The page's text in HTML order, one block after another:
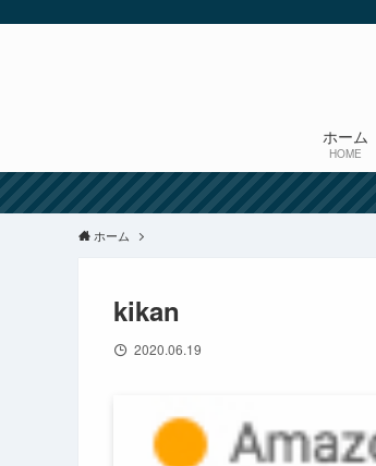
ホーム
HOME
ホーム
kikan
2020.06.19